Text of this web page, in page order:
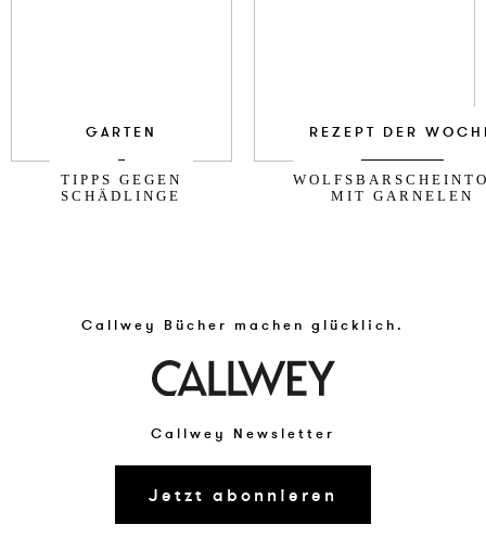
GARTEN
TIPPS GEGEN
SCHÄDLINGE
REZEPT DER
MIT GARNELEN
Callwey Bücher machen glücklich.
Callwey Newsletter
Jetzt abonnieren